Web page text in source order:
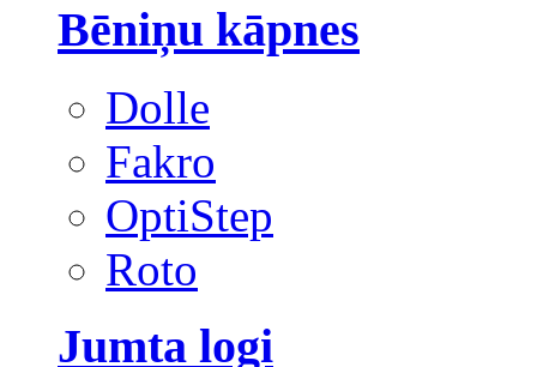
Bēniņu kāpnes
Dolle
Fakro
OptiStep
Roto
Jumta logi